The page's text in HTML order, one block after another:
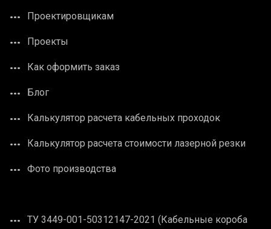
Проектировщикам
Проекты
Как оформить заказ
Блог
Калькулятор расчета кабельных проходок
Калькулятор расчета стоимости лазерной резки
Фото производства
ТУ 3449-001-50312147-2021 (Кабельные короба